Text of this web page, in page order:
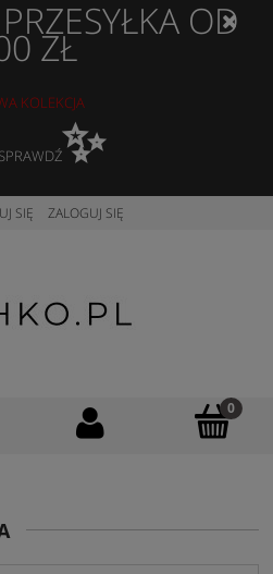
OD
ZŁ
KOLEKCJA
SPRAWDŹ✨
SIĘ ZALOGUJ SIĘ